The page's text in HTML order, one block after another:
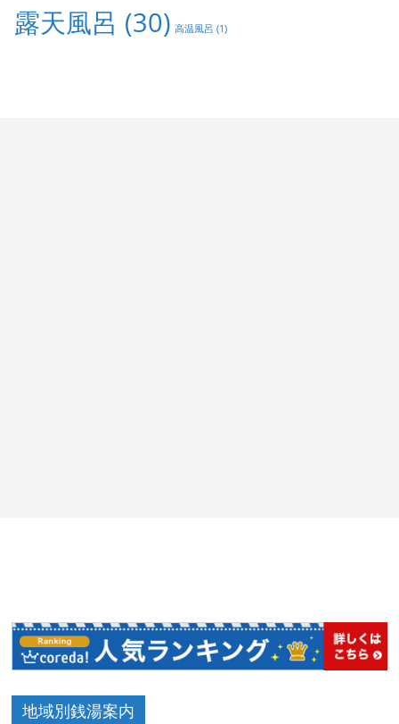
露天風呂 (30) 高温風呂 (1)
地域別銭湯案内